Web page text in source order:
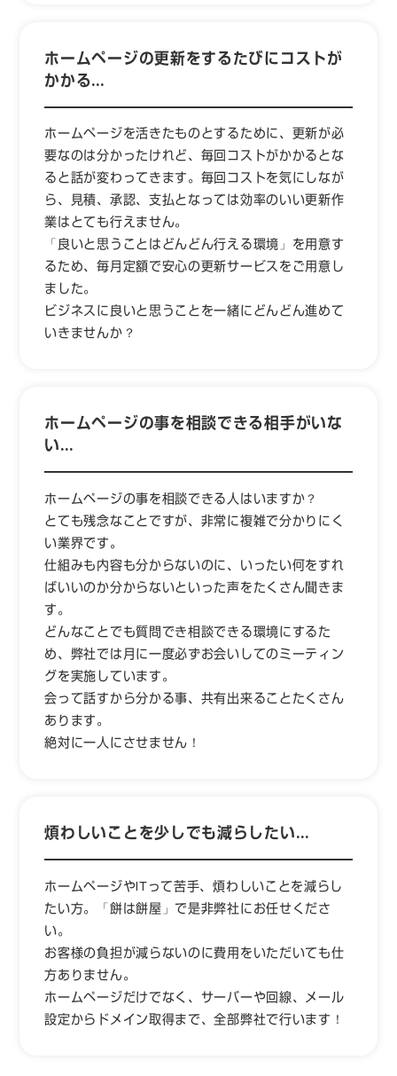
ホームページの更新をするたびにコストが
かかる…
ホームページを活きたものとするために、更新が必
要なのは分かったけれど、毎回コストがかかるとな
ると話が変わってきます。毎回コストを気にしなが
ら、見積、承認、支払となっては効率のいい更新作
業はとても行えません。
「良いと思うことはどんどん行える環境」を用意す
るため、毎月定額で安心の更新サービスをご用意し
ました。
ビジネスに良いと思うことを一緒にどんどん進めて
いきませんか？
ホームページの事を相談できる相手がいな
い…
ホームページの事を相談できる人はいますか？
とても残念なことですが、非常に複雑で分かりにく
い業界です。
仕組みも内容も分からないのに、いったい何をすれ
ばいいのか分からないといった声をたくさん聞きま
す。
どんなことでも質問でき相談できる環境にするた
め、弊社では月に一度必ずお会いしてのミーティン
グを実施しています。
会って話すから分かる事、共有出来ることたくさん
あります。
絶対に一人にさせません！
煩わしいことを少しでも減らしたい…
ホームページやITって苦手、煩わしいことを減らし
たい方。「餅は餅屋」で是非弊社にお任せくださ
い。
お客様の負担が減らないのに費用をいただいても仕
方ありません。
ホームページだけでなく、サーバーや回線、メール
設定からドメイン取得まで、全部弊社で行います！